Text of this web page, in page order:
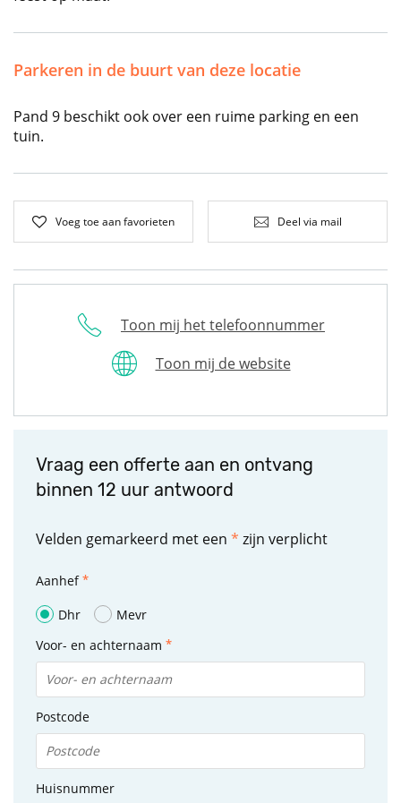
Parkeren in de buurt van deze locatie
Pand 9 beschikt ook over een ruime parking en een
tuin.
Voeg toe aan favorieten Deel via mail
Toon mij het telefoonnummer
Toon mij de website
Vraag een offerte aan en ontvang
binnen 12 uur antwoord
Velden gemarkeerd met een * zijn verplicht
Aanhef
Dhr
Mevr
Voor- en achternaam
Postcode
Huisnummer